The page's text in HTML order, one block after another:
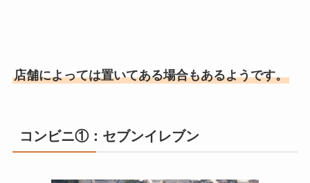
店舗によっては置いてある場合もあるようです。
コンビニ①：セブンイレブン